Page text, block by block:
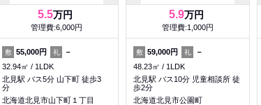
5.5万円
管理費:6,000円
敷 55,000円 礼
－
32.94㎡
1LDK
北見駅 バス5分 山下町 徒歩3
分
北海道北見市山下町１丁目
5.9万円
管理費:1,000円
敷 59,000円 礼
－
48.23㎡
1LDK
北見駅 バス10分 児童相談所 徒
歩2分
北海道北見市公園町